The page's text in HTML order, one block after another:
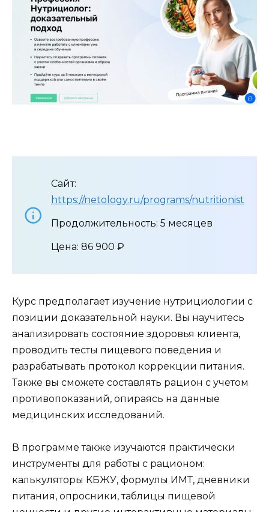
Сайт:
https://netology.ru/programs/nutritionist
Продолжительность: 5 месяцев
Цена: 86 900 ₽
Курс предполагает изучение нутрициологии с
позиции доказательной науки. Вы научитесь
анализировать состояние здоровья клиента,
проводить тесты пищевого поведения и
разрабатывать протокол коррекции питания.
Также вы сможете составлять рацион с учетом
противопоказаний, опираясь на данные
медицинских исследований.
В программе также изучаются практически
инструменты для работы с рационом:
калькуляторы КБЖУ, формулы ИМТ, дневники
питания, опросники, таблицы пищевой